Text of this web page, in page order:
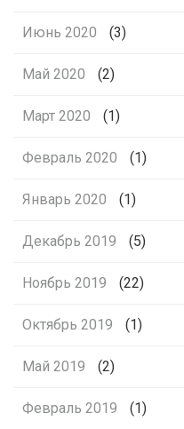
Июнь 2020 (3)
Май 2020 (2)
Март 2020 (1)
Февраль 2020 (1)
Январь 2020 (1)
Декабрь 2019 (5)
Ноябрь 2019 (22)
Октябрь 2019 (1)
Май 2019 (2)
Февраль 2019 (1)